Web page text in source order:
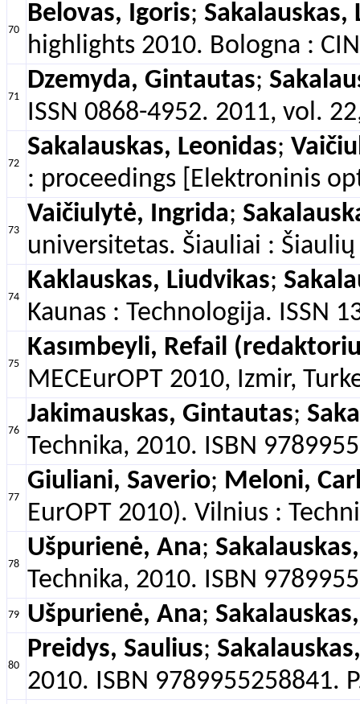
70
Belovas, Igoris; Sakalauskas,
highlights 2010. Bologna :
71
Dzemyda, Gintautas;
ISSN 0868-4952. 2011, vol.
72
Sakalauskas, Leonidas;
: proceedings [Elektroninis
73
Vaičiulytė, Ingrida;
universitetas. Šiauliai :
74
Kaklauskas, Liudvikas;
Kaunas : Technologija. ISSN
75
Kasımbeyli, Refail
MECEurOPT 2010, Izmir,
76
Jakimauskas, Gintautas;
Technika, 2010. ISBN
77
Giuliani, Saverio; Meloni,
EurOPT 2010). Vilnius :
78
Ušpurienė, Ana;
Technika, 2010. ISBN
79 Ušpurienė, Ana;
80
Preidys, Saulius;
2010. ISBN 9789955258841.